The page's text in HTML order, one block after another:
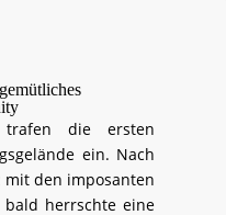
trafen die ersten
ein. Nach
den imposanten
bald herrschte eine